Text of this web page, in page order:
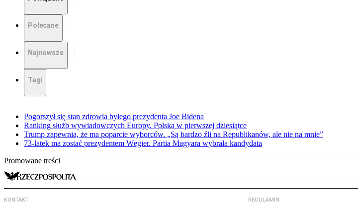
Polecane
Najnowsze
Tagi
Pogorszył się stan zdrowia byłego prezydenta Joe Bidena
Ranking służb wywiadowczych Europy. Polska w pierwszej dziesiątce
Trump zapewnia, że ma poparcie wyborców. „Są bardzo źli na Republikanów, ale nie na mnie”
73-latek ma zostać prezydentem Węgier. Partia Magyara wybrała kandydata
Promowane treści
KONTAKT REGULAMIN